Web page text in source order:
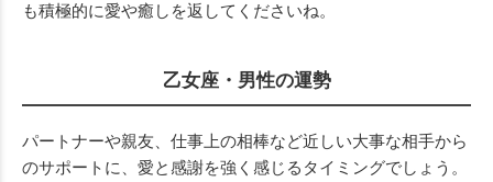
も積極的に愛や癒しを返してくださいね。
乙女座・男性の運勢
パートナーや親友、仕事上の相棒など近しい大事な相手から
のサポートに、愛と感謝を強く感じるタイミングでしょう。